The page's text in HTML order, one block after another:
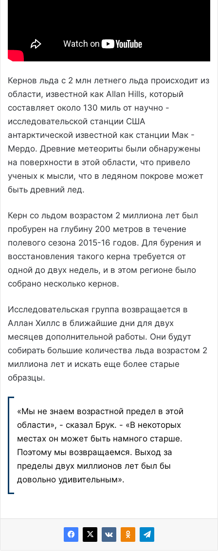
Кернов льда с 2 млн летнего льда происходит из
области, известной как Allan Hills, который
составляет около 130 миль от научно -
исследовательской станции США
антарктической известной как станции Мак -
Мердо. Древние метеориты были обнаружены
на поверхности в этой области, что привело
ученых к мысли, что в ледяном покрове может
быть древний лед.
Керн со льдом возрастом 2 миллиона лет был
пробурен на глубину 200 метров в течение
полевого сезона 2015-16 годов. Для бурения и
восстановления такого керна требуется от
одной до двух недель, и в этом регионе было
собрано несколько кернов.
Исследовательская группа возвращается в
Аллан Хиллс в ближайшие дни для двух
месяцев дополнительной работы. Они будут
собирать большие количества льда возрастом 2
миллиона лет и искать еще более старые
образцы.
«Мы не знаем возрастной предел в этой
области», - сказал Брук. - «В некоторых
местах он может быть намного старше.
Поэтому мы возвращаемся. Выход за
пределы двух миллионов лет был бы
довольно удивительным».